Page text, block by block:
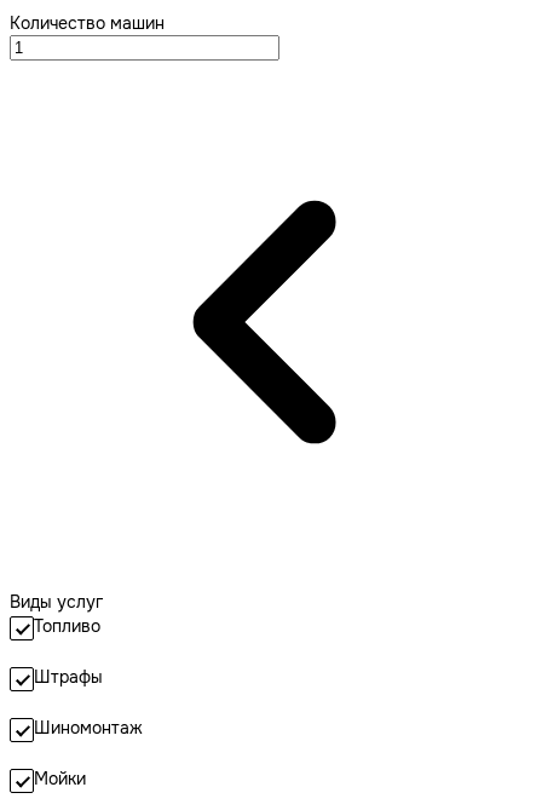
Количество машин
Виды услуг
Топливо
Штрафы
Шиномонтаж
Мойки